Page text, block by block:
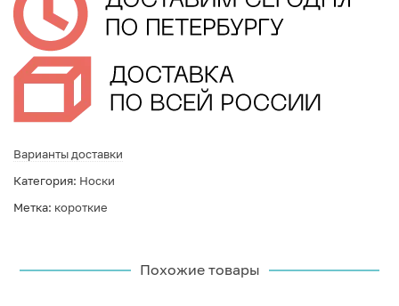
Варианты доставки
Категория: Носки
Метка: короткие
Похожие товары